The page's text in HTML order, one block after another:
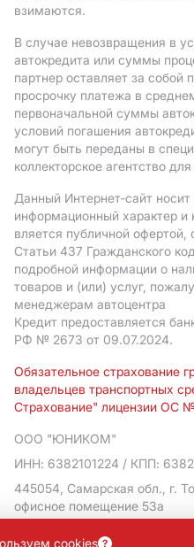
взимаются.
В случае невозвращения в
автокредита или суммы
партнер оставляет за собой
просрочку платежа в
первоначальной суммы
условий погашения
могут быть переданы в
коллекторское агентство
Данный Интернет-сайт
информационный характер и
вляется публичной
Статьи 437 Гражданского
подробной информации о
товаров и (или) услуг,
менеджерам автоцентра
Кредит предоставляется
РФ № 2673 от 09.07.2024.
Обязательное страхование
владельцев транспортных
Страхование" лицензии ОС
ООО "ЮНИКОМ"
ИНН: 6382101224 / КПП:
445054, Самарская обл., г.
офисное помещение 53а
Политика в отношении
cookies